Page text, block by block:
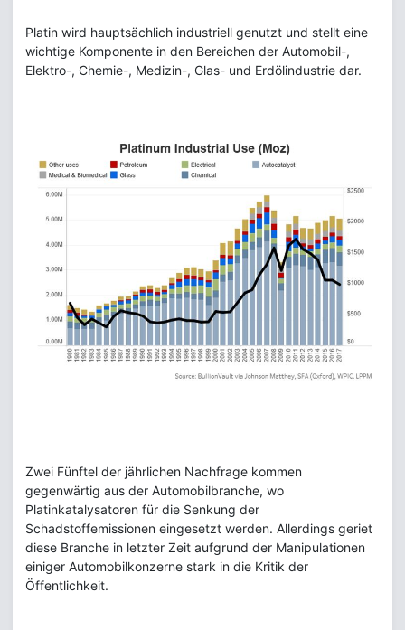
Platin wird hauptsächlich industriell genutzt und stellt eine
wichtige Komponente in den Bereichen der Automobil-,
Elektro-, Chemie-, Medizin-, Glas- und Erdölindustrie dar.
Zwei Fünftel der jährlichen Nachfrage kommen
gegenwärtig aus der Automobilbranche, wo
Platinkatalysatoren für die Senkung der
Schadstoffemissionen eingesetzt werden. Allerdings geriet
diese Branche in letzter Zeit aufgrund der Manipulationen
einiger Automobilkonzerne stark in die Kritik der
Öffentlichkeit.